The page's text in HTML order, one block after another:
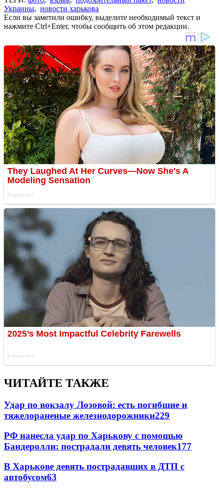
Украины, новости харькова
Если вы заметили ошибку, выделите необходимый текст и
нажмите Ctrl+Enter, чтобы сообщить об этом редакции.
ЧИТАЙТЕ ТАКЖЕ
Удар по вокзалу Лозовой: есть погибшие и
тяжелораненые железнодорожники229
РФ нанесла удар по Харькову с помощью
Бандеролли: пострадали девять человек177
В Харькове девять пострадавших в ДТП с
автобусом63